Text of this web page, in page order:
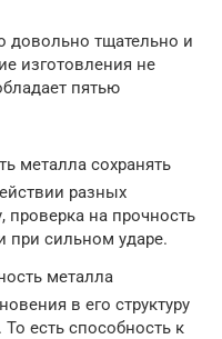
довольно тщательно и
изготовления не
пятью
металла сохранять
разных
на прочность
при сильном ударе.
металла
в его структуру
есть способность к